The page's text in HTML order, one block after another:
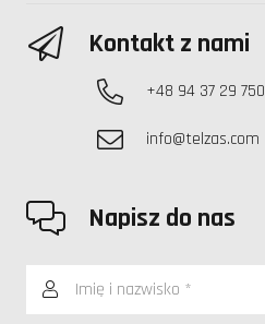
Kontakt z nami
+48 94 37 29 750
info@telzas.com
Napisz do nas